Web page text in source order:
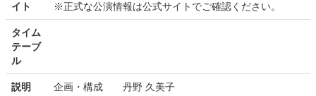
イト
※正式な公演情報は公式サイトでご確認ください。
タイム
テーブ
ル
説明
企画・構成 丹野 久美子